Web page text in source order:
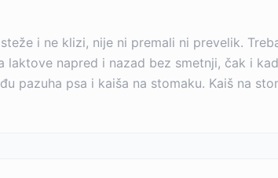
i ne klizi, nije ni premali ni prevelik.
laktove napred i nazad bez smetnji, čak i
pazuha psa i kaiša na stomaku. Kaiš na